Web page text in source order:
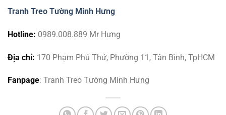
Tranh Treo Tường Minh Hưng
Hotline: 0989.008.889 Mr Hưng
Địa chỉ: 170 Phạm Phú Thứ, Phường 11, Tân Bình, TpHCM
Fanpage: Tranh Treo Tường Minh Hưng